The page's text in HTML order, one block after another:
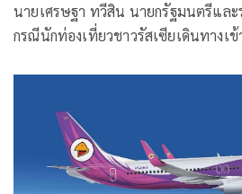
นายเศรษฐา ทวีสิน นายกรัฐมนตรีแล
กรณีนักท่องเที่ยวชาวรัสเซียเดินทางเ
การท่องเที่ยวเป็นนโยบายหลักของรัฐบ
วีซ่า ซึ่งเมื่อปลายปีที่แล้ว เราได้มีการข
วัน เป็น 90